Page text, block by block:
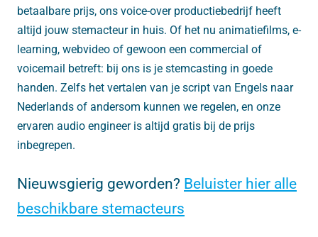
betaalbare prijs, ons voice-over productiebedrijf heeft
altijd jouw stemacteur in huis. Of het nu animatiefilms, e-
learning, webvideo of gewoon een commercial of
voicemail betreft: bij ons is je stemcasting in goede
handen. Zelfs het vertalen van je script van Engels naar
Nederlands of andersom kunnen we regelen, en onze
ervaren audio engineer is altijd gratis bij de prijs
inbegrepen.
Nieuwsgierig geworden? Beluister hier alle
beschikbare stemacteurs